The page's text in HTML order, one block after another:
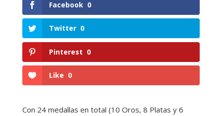
Facebook 0
Twitter 0
Pinterest 0
Like 0
Con 24 medallas en total (10 Oros, 8 Platas y 6